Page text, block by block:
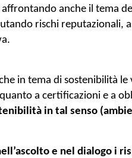
anche il tema
rischi reputazionali,
quanto a certificazioni e a
in tal senso
e nel dialogo i